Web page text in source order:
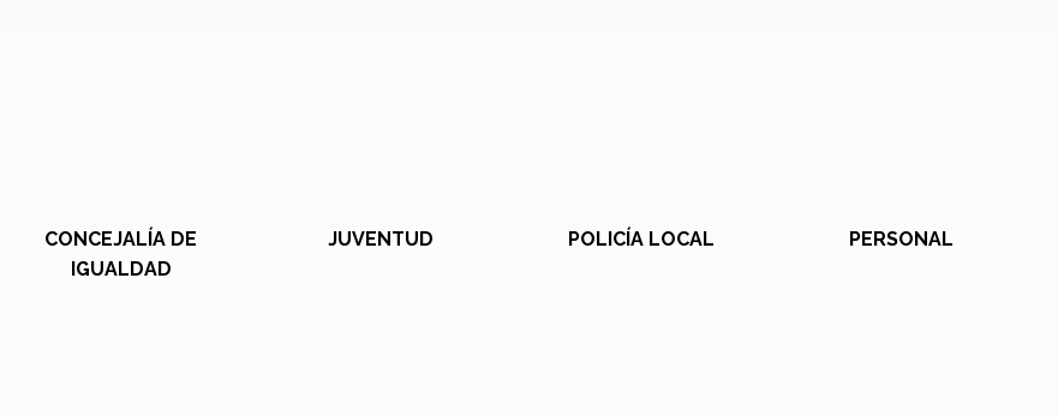
CONCEJALÍA DE
IGUALDAD
JUVENTUD POLICÍA LOCAL PERSONAL